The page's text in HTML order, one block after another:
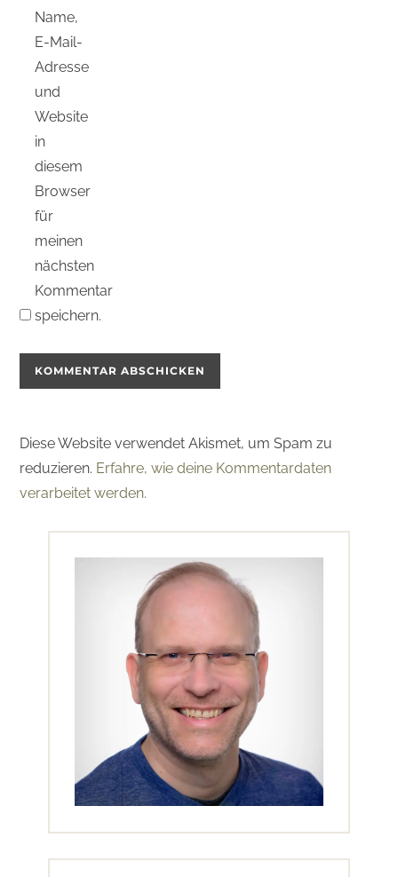
Name,
E-Mail-
Adresse
und
Website
in
diesem
Browser
für
meinen
nächsten
Kommentar
speichern.
Diese Website verwendet Akismet, um Spam zu
reduzieren. Erfahre, wie deine Kommentardaten
verarbeitet werden.